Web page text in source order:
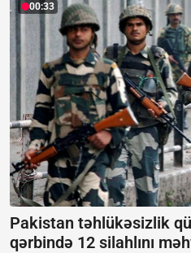
00:33
Pakistan təhlükəsizlik
qərbində 12 silahlını